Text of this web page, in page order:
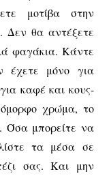
μοτίβα στην
Δεν θα αντέξετε
φαγάκια. Κάντε
έχετε μόνο για
καφέ και κους-
χρώμα, το
Όσα μπορείτε να
τα μέσα σε
σας. Και μην